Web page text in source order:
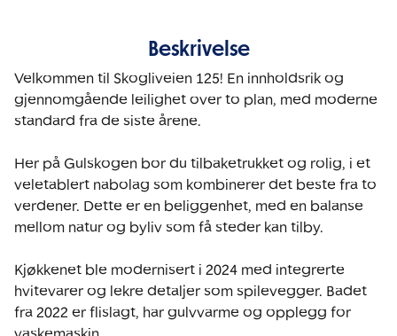
Beskrivelse
Velkommen til Skogliveien 125! En innholdsrik og
gjennomgående leilighet over to plan, med moderne
standard fra de siste årene.
Her på Gulskogen bor du tilbaketrukket og rolig, i et
veletablert nabolag som kombinerer det beste fra to
verdener. Dette er en beliggenhet, med en balanse
mellom natur og byliv som få steder kan tilby.
Kjøkkenet ble modernisert i 2024 med integrerte
hvitevarer og lekre detaljer som spilevegger. Badet
fra 2022 er flislagt, har gulvvarme og opplegg for